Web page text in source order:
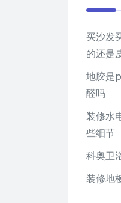
买沙发
的还是
地胶是
醛吗
装修水
些细节
科奥卫
装修地